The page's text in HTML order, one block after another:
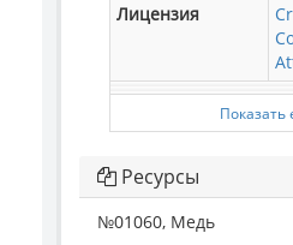
Лицензия
Показать
Ресурсы
№01060, Медь